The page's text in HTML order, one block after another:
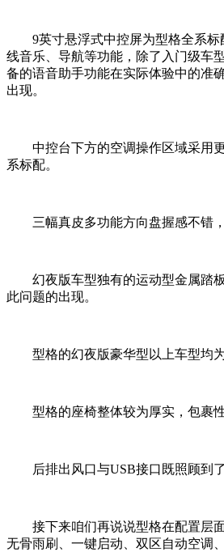
9英寸悬浮式中控屏为型格全系
线音乐、导航等功能，除了入门级车
备的语音助手功能在实际体验中的准
出现。
中控台下方的空调操作区域采用
系标配。
三幅真皮多功能方向盘握感不错
幻夜版车型独有的运动型金属踏
此问题的出现。
型格的幻夜版豪华型以上车型均
型格的座椅整体较为厚实，包裹
后排出风口与USB接口既照顾到
接下来咱们再说说型格在配置层
无骨雨刷、一键启动、双区自动空调